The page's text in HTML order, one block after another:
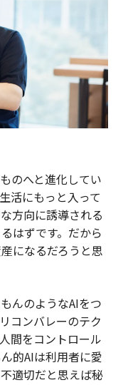
のへと進化してい
活にもっと入って
方向に誘導される
はずです。だから
になるだろうと思
んのようなAIをつ
コンバレーのテク
間をコントロール
的AIは利用者に愛
適切だと思えば秘